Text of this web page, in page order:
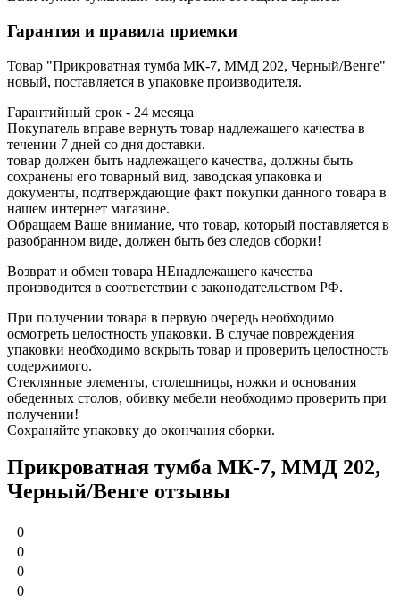
Гарантия и правила приемки
Товар "Прикроватная тумба МК-7, ММД 202, Черный/Венге"
новый, поставляется в упаковке производителя.
Гарантийный срок - 24 месяца
Покупатель вправе вернуть товар надлежащего качества в
течении 7 дней со дня доставки.
товар должен быть надлежащего качества, должны быть
сохранены его товарный вид, заводская упаковка и
документы, подтверждающие факт покупки данного товара в
нашем интернет магазине.
Обращаем Ваше внимание, что товар, который поставляется в
разобранном виде, должен быть без следов сборки!
Возврат и обмен товара НЕнадлежащего качества
производится в соответствии с законодательством РФ.
При получении товара в первую очередь необходимо
осмотреть целостность упаковки. В случае повреждения
упаковки необходимо вскрыть товар и проверить целостность
содержимого.
Стеклянные элементы, столешницы, ножки и основания
обеденных столов, обивку мебели необходимо проверить при
получении!
Сохраняйте упаковку до окончания сборки.
Прикроватная тумба МК-7, ММД 202,
Черный/Венге отзывы
0
0
0
0